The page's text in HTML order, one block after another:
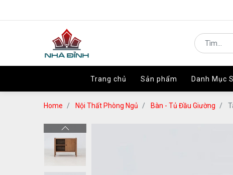
Trang chủ Sản phẩm Danh Mục
Trang chủ Sản phẩm Danh Mục
Home Nội Thất Phòng Ngủ Bàn - Tủ Đầu Giường